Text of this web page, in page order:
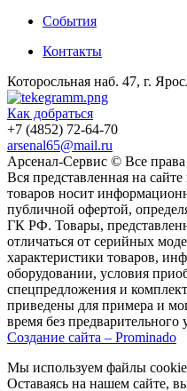
События
Контакты
Которосльная наб. 47, г.
Как добраться
+7 (4852) 72-64-70
arsenal65@mail.ru
Aрсенал-Сервис © Все
Вся представленная на
товаров носит
публичной офертой,
ГК РФ. Товары,
отличаться от серийных
характеристики товаров,
оборудовании, условия
спецпредложения и
приведены для примера и
время без предварительного
Создание сайта – Prominado
Мы используем файлы
Оставаясь на нашем сайте,